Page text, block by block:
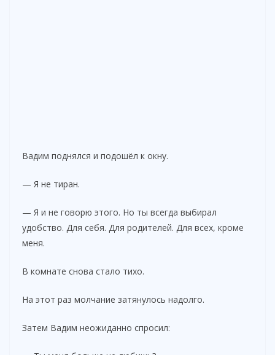
Вадим поднялся и подошёл к окну.
— Я не тиран.
— Я и не говорю этого. Но ты всегда выбирал
удобство. Для себя. Для родителей. Для всех, кроме
меня.
В комнате снова стало тихо.
На этот раз молчание затянулось надолго.
Затем Вадим неожиданно спросил: